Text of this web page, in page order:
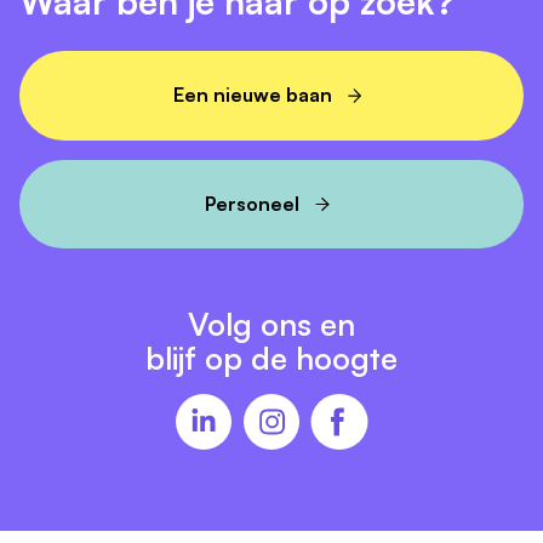
Een nieuwe baan
Personeel
Volg ons en
blijf op de hoogte